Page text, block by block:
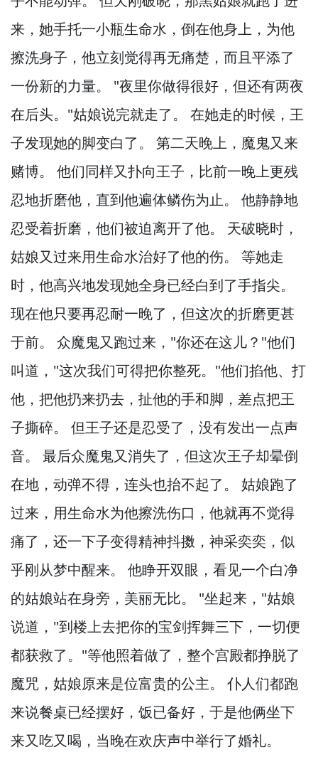
来， 她手托一小瓶生命水， 倒在他身上， 为他
擦洗身子， 他立刻觉得再无痛楚， 而且平添了
一份新的力量。
"夜里你做得很好， 但还有两夜
在后头。 "姑娘说完就走了。 在她走的时候， 王
子发现她的脚变白了。
第二天晚上， 魔鬼又来
赌博。
他们同样又扑向王子， 比前一晚上更残
忍地折磨他， 直到他遍体鳞伤为止。
他静静地
忍受着折磨， 他们被迫离开了他。
天破晓时，
姑娘又过来用生命水治好了他的伤。
等她走
时， 他高兴地发现她全身已经白到了手指尖。
现在他只要再忍耐一晚了， 但这次的折磨更甚
于前。
众魔鬼又跑过来， "你还在这儿？ "他们
叫道， "这次我们可得把你整死。 "他们掐他、打
他， 把他扔来扔去， 扯他的手和脚， 差点把王
子撕碎。
但王子还是忍受了， 没有发出一点声
音。
最后众魔鬼又消失了， 但这次王子却晕倒
在地， 动弹不得， 连头也抬不起了。
姑娘跑了
过来， 用生命水为他擦洗伤口， 他就再不觉得
痛了， 还一下子变得精神抖擞， 神采奕奕， 似
乎刚从梦中醒来。
他睁开双眼， 看见一个白净
的姑娘站在身旁， 美丽无比。 "坐起来， "姑娘
说道， "到楼上去把你的宝剑挥舞三下， 一切便
都获救了。 "等他照着做了， 整个宫殿都挣脱了
魔咒， 姑娘原来是位富贵的公主。
仆人们都跑
来说餐桌已经摆好， 饭已备好， 于是他俩坐下
来又吃又喝， 当晚在欢庆声中举行了婚礼。